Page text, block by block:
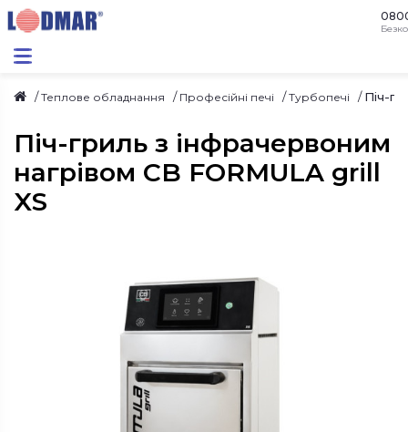
Теплове обладнання Професійні печі Турбопечі Піч-
Піч-гриль з інфрачервоним
нагрівом CB FORMULA grill
XS